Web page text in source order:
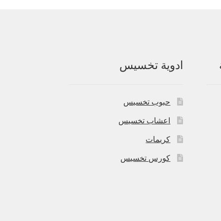
ادوية تخسيس
حبوب تخسيس
اعشاب تخسيس
كريمات
كورس تخسيس